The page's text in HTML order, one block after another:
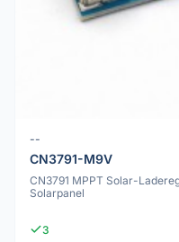
--
CN3791-M9V
CN3791 MPPT Solar-
Solarpanel
3